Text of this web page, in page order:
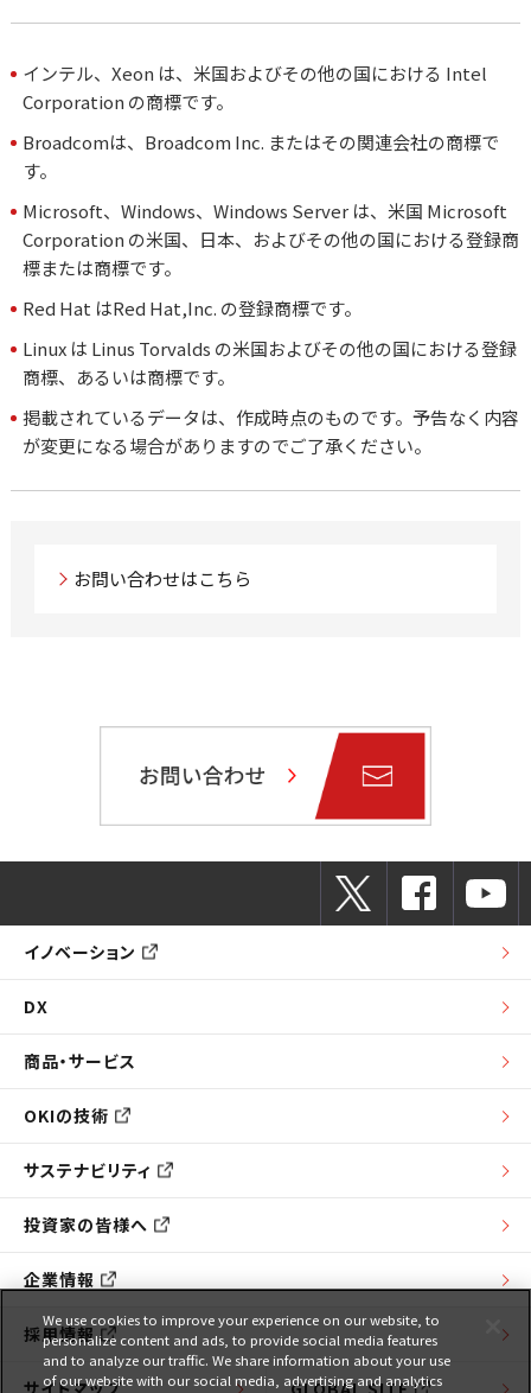
インテル、Xeon は、米国およびその他の国における Intel
Corporation の商標です。
Broadcomは、Broadcom Inc. またはその関連会社の商標で
す。
Microsoft、Windows、Windows Server は、米国 Microsoft
Corporation の米国、日本、およびその他の国における登録商
標または商標です。
Red Hat はRed Hat,Inc. の登録商標です。
Linux は Linus Torvalds の米国およびその他の国における登録
商標、あるいは商標です。
掲載されているデータは、作成時点のものです。予告なく内容
が変更になる場合がありますのでご了承ください。
お問い合わせはこちら
イノベーション
DX
商品・サービス
OKIの技術
サステナビリティ
投資家の皆様へ
企業情報
採用情報
We use cookies to improve your experience on our website, to
personalize content and ads, to provide social media features
and to analyze our traffic. We share information about your use
of our website with our social media, advertising and analytics